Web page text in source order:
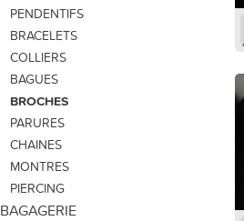
PENDENTIFS
BRACELETS
COLLIERS
BAGUES
BROCHES
PARURES
CHAINES
MONTRES
PIERCING
BAGAGERIE